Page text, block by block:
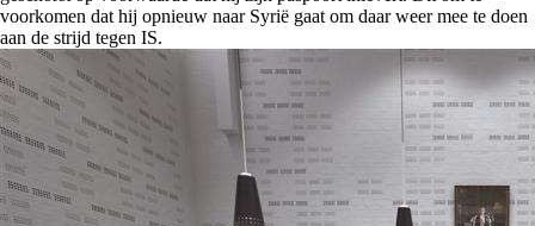
voorkomen dat hij opnieuw naar Syrië gaat om daar weer mee te doen
aan de strijd tegen IS.